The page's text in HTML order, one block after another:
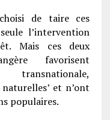
de taire ces
l’intervention
Mais ces deux
favorisent
transnationale,
et n’ont
populaires.